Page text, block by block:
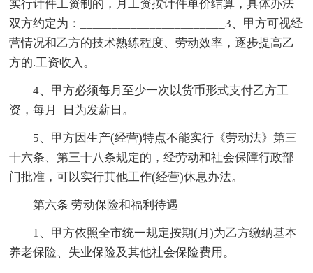
实行计件工资制的，月工资按计件单价结算，具体办法
双方约定为：_______________________3、甲方可视经
营情况和乙方的技术熟练程度、劳动效率，逐步提高乙
方的.工资收入。
4、甲方必须每月至少一次以货币形式支付乙方工
资，每月_日为发薪日。
5、甲方因生产(经营)特点不能实行《劳动法》第三
十六条、第三十八条规定的，经劳动和社会保障行政部
门批准，可以实行其他工作(经营)休息办法。
第六条 劳动保险和福利待遇
1、甲方依照全市统一规定按期(月)为乙方缴纳基本
养老保险、失业保险及其他社会保险费用。